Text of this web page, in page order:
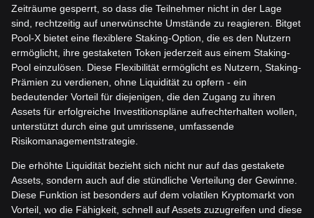
Zeiträume gesperrt, so dass die Teilnehmer nicht in der Lage
sind, rechtzeitig auf unerwünschte Umstände zu reagieren. Bitget
Pool-X bietet eine flexiblere Staking-Option, die es den Nutzern
ermöglicht, ihre gestaketen Token jederzeit aus einem Staking-
Pool einzulösen. Diese Flexibilität ermöglicht es Nutzern, Staking-
Prämien zu verdienen, ohne Liquidität zu opfern - ein
bedeutender Vorteil für diejenigen, die den Zugang zu ihren
Assets für erfolgreiche Investitionspläne aufrechterhalten wollen,
unterstützt durch eine gut umrissene, umfassende
Risikomanagementstrategie.
Die erhöhte Liquidität bezieht sich nicht nur auf das gestakete
Assets, sondern auch auf die stündliche Verteilung der Gewinne.
Diese Funktion ist besonders auf dem volatilen Kryptomarkt von
Vorteil, wo die Fähigkeit, schnell auf Assets zuzugreifen und diese